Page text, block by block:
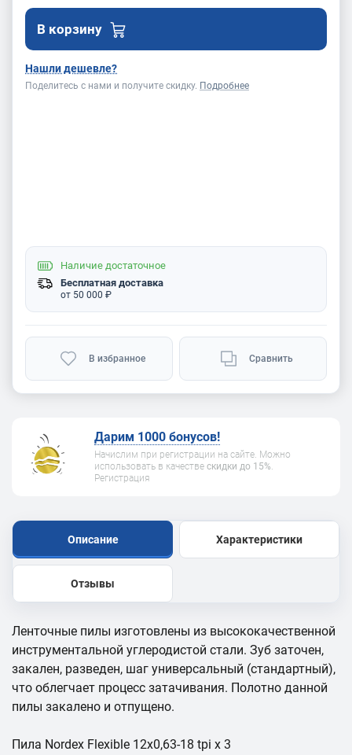
В корзину
Нашли дешевле?
Поделитесь с нами и получите скидку. Подробнее
Наличие достаточное
Бесплатная доставка
от 50 000 ₽
В избранное Сравнить
Дарим 1000 бонусов!
Начислим при регистрации на сайте. Можно
использовать в качестве скидки до 15%.
Регистрация
Описание Характеристики
Отзывы
Ленточные пилы изготовлены из высококачественной
инструментальной углеродистой стали. Зуб заточен,
закален, разведен, шаг универсальный (стандартный),
что облегчает процесс затачивания. Полотно данной
пилы закалено и отпущено.
Пила Nordex Flexible 12х0,63-18 tpi x 3